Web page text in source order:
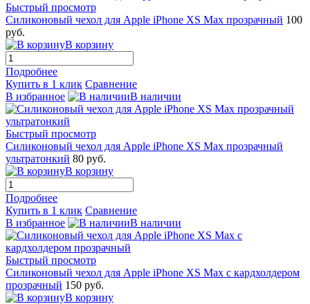
Быстрый просмотр
Силиконовый чехол для Apple iPhone XS Max прозрачный 100
руб.
В корзину
Подробнее
Купить в 1 клик Сравнение
В избранное
В наличии
Быстрый просмотр
Силиконовый чехол для Apple iPhone XS Max прозрачный
ультратонкий 80 руб.
В корзину
Подробнее
Купить в 1 клик Сравнение
В избранное
В наличии
Быстрый просмотр
Силиконовый чехол для Apple iPhone XS Max с кардхолдером
прозрачный 150 руб.
В корзину